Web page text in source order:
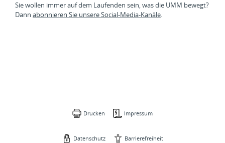
Sie wollen immer auf dem Laufenden sein, was die UMM bewegt?
Dann abonnieren Sie unsere Social-Media-Kanäle.
Drucken Impressum
Datenschutz Barrierefreiheit